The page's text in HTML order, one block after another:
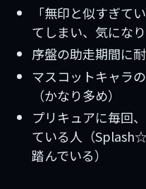
「無印と似すぎて
てしまい、気にな
序盤の助走期間に
マスコットキャラ
（かなり多め）
プリキュアに毎回
ている人（
踏んでいる）